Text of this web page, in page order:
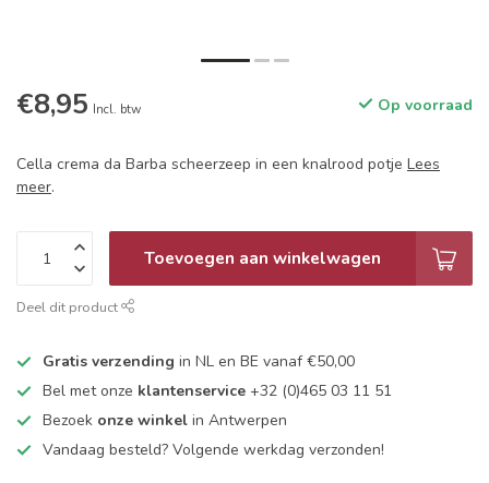
€8,95 Incl. btw Op voorraad
Cella crema da Barba scheerzeep in een knalrood potje Lees
meer.
Toevoegen aan winkelwagen
Deel dit product
Gratis verzending in NL en BE vanaf €50,00
Bel met onze klantenservice +32 (0)465 03 11 51
Bezoek onze winkel in Antwerpen
Vandaag besteld? Volgende werkdag verzonden!